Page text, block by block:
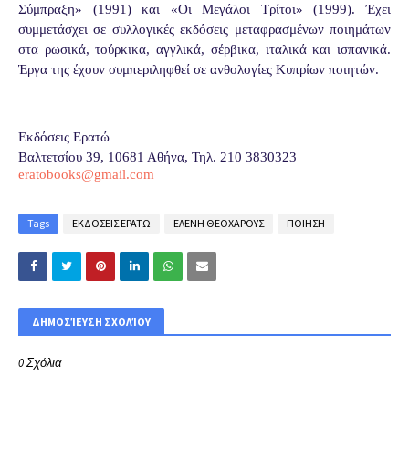
Σύμπραξη» (1991) και «Οι Μεγάλοι Τρίτοι» (1999). Έχει
συμμετάσχει σε συλλογικές εκδόσεις μεταφρασμένων ποιημάτων
στα ρωσικά, τούρκικα, αγγλικά, σέρβικα, ιταλικά και ισπανικά.
Έργα της έχουν συμπεριληφθεί σε ανθολογίες Κυπρίων ποιητών.
Εκδόσεις Ερατώ
Βαλτετσίου 39, 10681 Αθήνα, Τηλ. 210 3830323
eratobooks@gmail.com
Tags ΕΚΔΟΣΕΙΣ ΕΡΑΤΩ ΕΛΕΝΗ ΘΕΟΧΑΡΟΥΣ ΠΟΙΗΣΗ
ΔΗΜΟΣΊΕΥΣΗ ΣΧΟΛΊΟΥ
0 Σχόλια